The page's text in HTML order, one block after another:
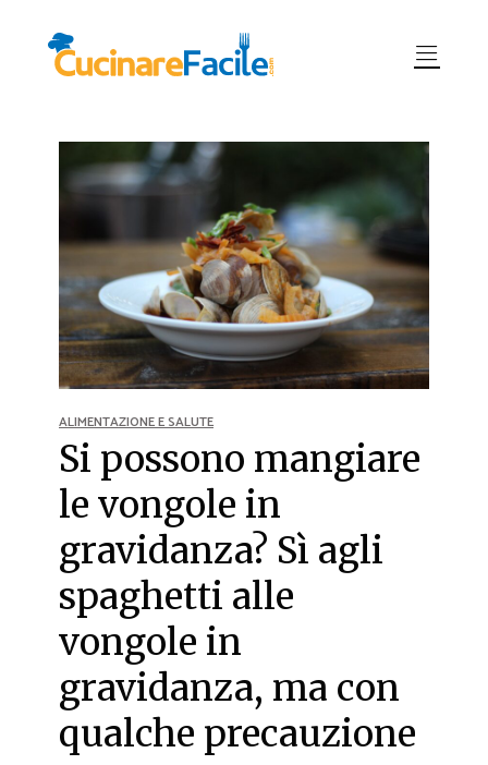
ALIMENTAZIONE E SALUTE
Si possono mangiare
le vongole in
gravidanza? Sì agli
spaghetti alle
vongole in
gravidanza, ma con
qualche precauzione